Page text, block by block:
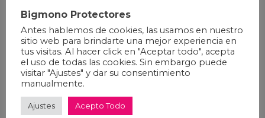
Muy fácil de instalar, incluso en las zonas más
difíciles.
Durará más que tu bicicleta.
Diseñado para ajuste universal.
La versión 100% Transparente es ideal para
impacto visual.Protector Cuadro Plus 100%
Bigmono Protectores
Antes hablemos de cookies, las usamos en nuestro
sitio web para brindarte una mejor experiencia en
tus visitas. Al hacer click en "Aceptar todo", acepta
el uso de todas las cookies. Sin embargo puede
visitar "Ajustes" y dar su consentimiento
manualmente.
Ajustes Acepto Todo